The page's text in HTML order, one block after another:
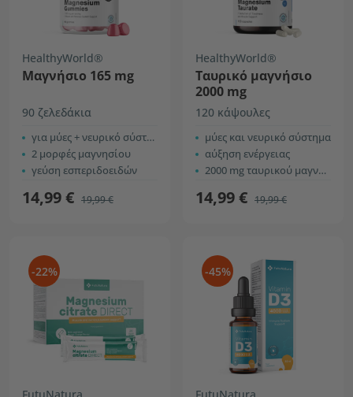
HealthyWorld®
Μαγνήσιο 165 mg
90 ζελεδάκια
για μύες + νευρικό σύστημα
2 μορφές μαγνησίου
γεύση εσπεριδοειδών
14,99 € 19,99 €
HealthyWorld®
Ταυρικό μαγνήσιο
2000 mg
120 κάψουλες
μύες και νευρικό σύστημα
αύξηση ενέργειας
2000 mg ταυρικού μαγνησίου ανά 4 κάψουλες
14,99 € 19,99 €
-22% -45%